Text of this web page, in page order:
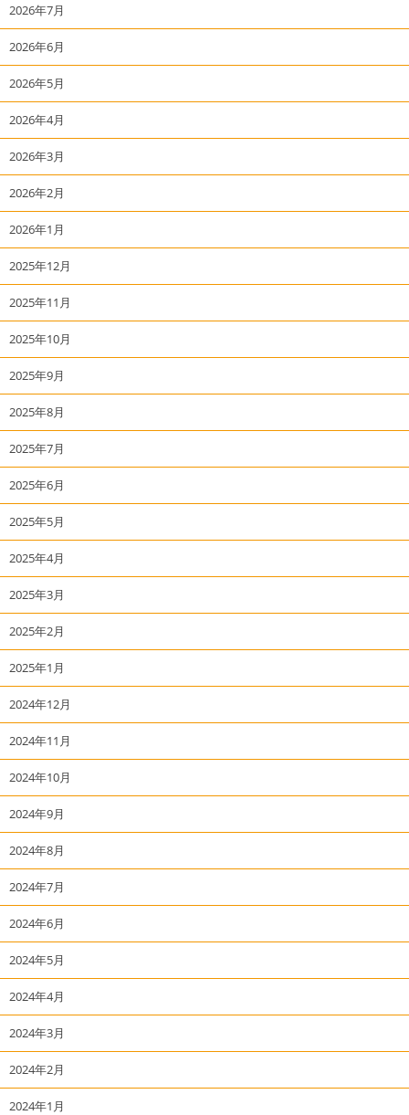
2026年7月
2026年6月
2026年5月
2026年4月
2026年3月
2026年2月
2026年1月
2025年12月
2025年11月
2025年10月
2025年9月
2025年8月
2025年7月
2025年6月
2025年5月
2025年4月
2025年3月
2025年2月
2025年1月
2024年12月
2024年11月
2024年10月
2024年9月
2024年8月
2024年7月
2024年6月
2024年5月
2024年4月
2024年3月
2024年2月
2024年1月